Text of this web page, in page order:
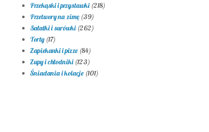
Przekąski i przystawki (218)
Przetwory na zimę (39)
Sałatki i surówki (262)
Torty (17)
Zapiekanki i pizze (84)
Zupy i chłodniki (123)
Śniadania i kolacje (101)